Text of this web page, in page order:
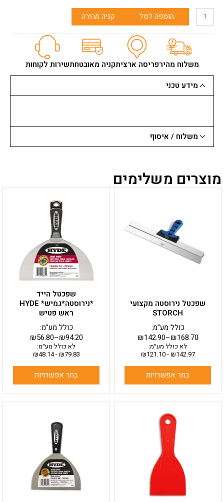
כמות
הוספה לסל קניה מהירה
משלוח מהירפריסה ארציתקניה מאובטחתשירות לקוחות
מידע טכני
משלוח / איסוף
מוצרים משלימים
שפכטל נירוסטה מקצועי
STORCH
₪142.90–₪168.70
כולל מע"מ:
לא כולל מע״מ:
₪142.97
-
₪121.10
בחר אפשרויות
סוגים.
ניתן
שפכטל הייד
*נירוסטה*גמיש* HYDE
ראש פטיש
₪56.80–₪94.20
כולל מע"מ:
לא כולל מע״מ:
₪79.83
-
₪48.14
בחר אפשרויות
זה
יש
מספר
סוגים.
ניתן
לבחור
את
האפשרויות
המוצר
זה
יש
מספר
סוגים.
ניתן
לבחור
האפשרויות
יש
מספר
סוגים.
ניתן
לבחור
את
האפשרויות